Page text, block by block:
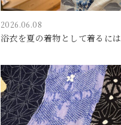
2026.06.08
浴衣を夏の着物として着るには